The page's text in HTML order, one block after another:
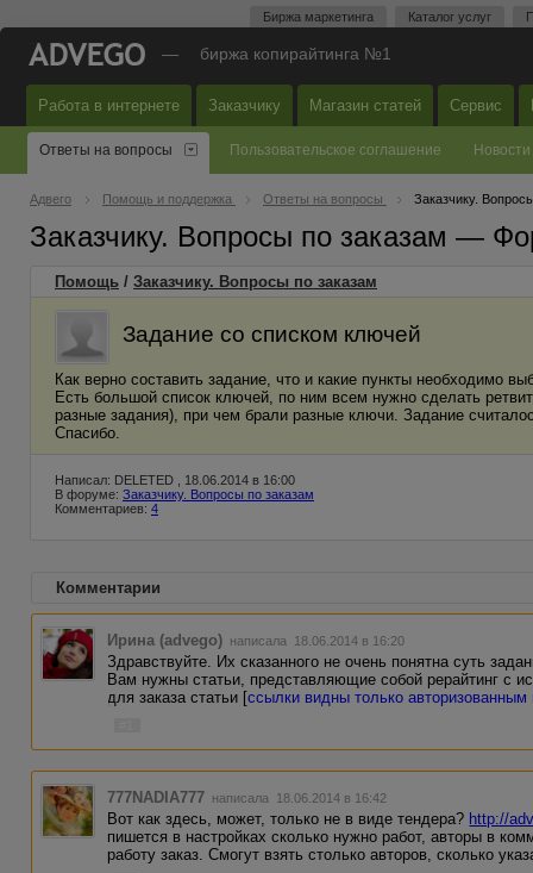
Биржа маркетинга Каталог услуг
— биржа копирайтинга №1
Работа в интернете Заказчику Магазин статей Сервис
Ответы на вопросы Пользовательское соглашение Новости
Адвего Помощь и поддержка Ответы на вопросы Заказчику.
Заказчику. Вопросы по заказам —
Помощь / Заказчику. Вопросы по заказам
Задание со списком ключей
Как верно составить задание, что и какие пункты необходимо
Есть большой список ключей, по ним всем нужно сделать
разные задания), при чем брали разные ключи. Задание
Спасибо.
Написал: DELETED , 18.06.2014 в 16:00
В форуме: Заказчику. Вопросы по заказам
Комментариев: 4
Комментарии
Ирина (advego) написала 18.06.2014 в 16:20
Здравствуйте. Их сказанного не очень понятна суть
Вам нужны статьи, представляющие собой рерайтинг с
для заказа статьи [ссылки видны только авторизованным
777NADIA777 написала 18.06.2014 в 16:42
Вот как здесь, может, только не в виде тендера? http://
пишется в настройках сколько нужно работ, авторы в
работу заказ. Смогут взять столько авторов, сколько